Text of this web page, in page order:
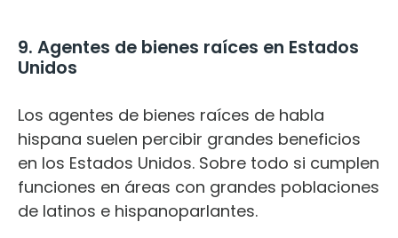
9. Agentes de bienes raíces en Estados
Unidos
Los agentes de bienes raíces de habla
hispana suelen percibir grandes beneficios
en los Estados Unidos. Sobre todo si cumplen
funciones en áreas con grandes poblaciones
de latinos e hispanoparlantes.